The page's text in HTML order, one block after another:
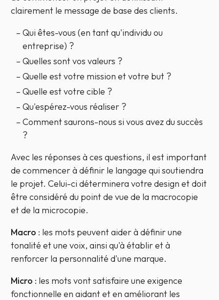
clairement le message de base des clients.
Qui êtes-vous (en tant qu'individu ou
entreprise) ?
Quelles sont vos valeurs ?
Quelle est votre mission et votre but ?
Quelle est votre cible ?
Qu'espérez-vous réaliser ?
Comment saurons-nous si vous avez du succès
?
Avec les réponses à ces questions, il est important
de commencer à définir le langage qui soutiendra
le projet. Celui-ci déterminera votre design et doit
être considéré du point de vue de la macrocopie
et de la microcopie.
Macro : les mots peuvent aider à définir une
tonalité et une voix, ainsi qu'à établir et à
renforcer la personnalité d'une marque.
Micro : les mots vont satisfaire une exigence
fonctionnelle en aidant et en améliorant les